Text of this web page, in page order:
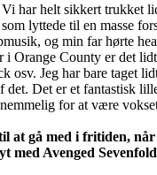
har helt sikkert trukket
lyttede til en masse
og min far hørte
i Orange County er det
osv. Jeg har bare taget
det. Det er et fantastisk
for at være
at gå med i fritiden,
med Avenged